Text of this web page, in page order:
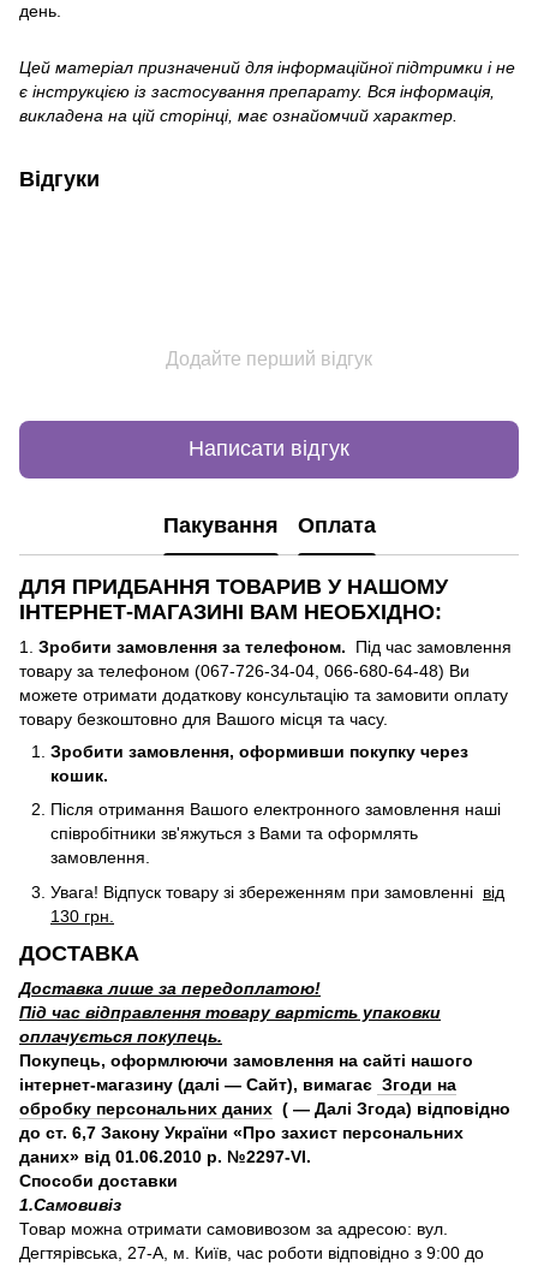
день.
Цей матеріал призначений для інформаційної підтримки і не
є інструкцією із застосування препарату. Вся інформація,
викладена на цій сторінці, має ознайомчий характер.
Відгуки
Додайте перший відгук
Написати відгук
Пакування Оплата
ДЛЯ ПРИДБАННЯ ТОВАРИВ У НАШОМУ
ІНТЕРНЕТ-МАГАЗИНІ ВАМ НЕОБХІДНО:
1. Зробити замовлення за телефоном. Під час замовлення
товару за телефоном (067-726-34-04, 066-680-64-48) Ви
можете отримати додаткову консультацію та замовити оплату
товару безкоштовно для Вашого місця та часу.
Зробити замовлення, оформивши покупку через
кошик.
Після отримання Вашого електронного замовлення наші
співробітники зв'яжуться з Вами та оформлять
замовлення.
Увага! Відпуск товару зі збереженням при замовленні від
130 грн.
ДОСТАВКА
Доставка лише за передоплатою!
Під час відправлення товару вартість упаковки
оплачується покупець.
Покупець, оформлюючи замовлення на сайті нашого
інтернет-магазину (далі — Сайт), вимагає Згоди на
обробку персональних даних ( — Далі Згода) відповідно
до ст. 6,7 Закону України «Про захист персональних
даних» від 01.06.2010 р. №2297-VI.
Способи доставки
1.Самовивіз
Товар можна отримати самовивозом за адресою: вул.
Дегтярівська, 27-А, м. Київ, час роботи відповідно з 9:00 до